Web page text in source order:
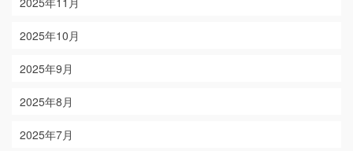
2025年10月
2025年9月
2025年8月
2025年7月